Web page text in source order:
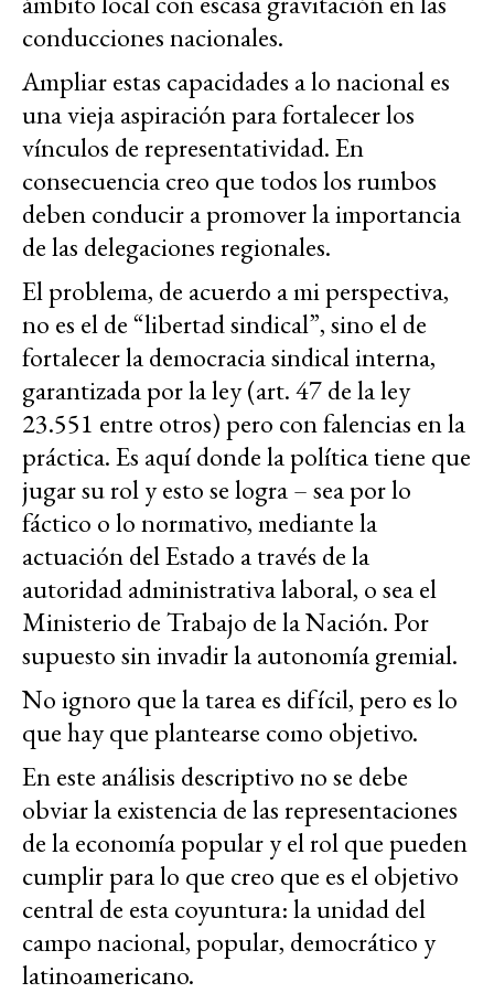
conducciones nacionales.
Ampliar estas capacidades a lo nacional es
una vieja aspiración para fortalecer los
vínculos de representatividad. En
consecuencia creo que todos los rumbos
deben conducir a promover la importancia
de las delegaciones regionales.
El problema, de acuerdo a mi perspectiva,
no es el de “libertad sindical”, sino el de
fortalecer la democracia sindical interna,
garantizada por la ley (art. 47 de la ley
23.551 entre otros) pero con falencias en la
práctica. Es aquí donde la política tiene que
jugar su rol y esto se logra – sea por lo
fáctico o lo normativo, mediante la
actuación del Estado a través de la
autoridad administrativa laboral, o sea el
Ministerio de Trabajo de la Nación. Por
supuesto sin invadir la autonomía gremial.
No ignoro que la tarea es difícil, pero es lo
que hay que plantearse como objetivo.
En este análisis descriptivo no se debe
obviar la existencia de las representaciones
de la economía popular y el rol que pueden
cumplir para lo que creo que es el objetivo
central de esta coyuntura: la unidad del
campo nacional, popular, democrático y
latinoamericano.